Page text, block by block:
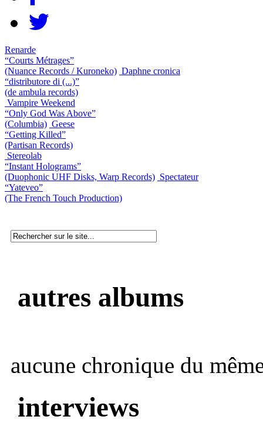
Renarde
“Courts Métrages”
(Nuance Records / Kuroneko) Daphne cronica
“distributore di (...)”
(de ambula records)
Vampire Weekend
“Only God Was Above”
(Columbia) Geese
“Getting Killed”
(Partisan Records)
Stereolab
“Instant Holograms”
(Duophonic UHF Disks, Warp Records) Spectateur
“Yateveo”
(The French Touch Production)
autres albums
aucune chronique du
interviews